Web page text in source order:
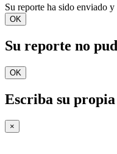
Su reporte ha sido enviado
OK
Su reporte no
OK
Escriba su propia
×